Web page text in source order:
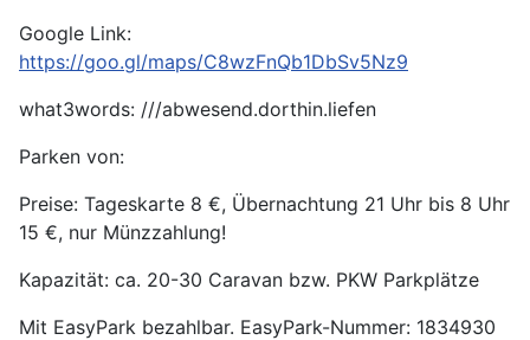
Google Link:
https://goo.gl/maps/C8wzFnQb1DbSv5Nz9
what3words: ///abwesend.dorthin.liefen
Parken von:
Preise: Tageskarte 8 €, Übernachtung 21 Uhr bis 8 Uhr
15 €, nur Münzzahlung!
Kapazität: ca. 20-30 Caravan bzw. PKW Parkplätze
Mit EasyPark bezahlbar. EasyPark-Nummer: 1834930